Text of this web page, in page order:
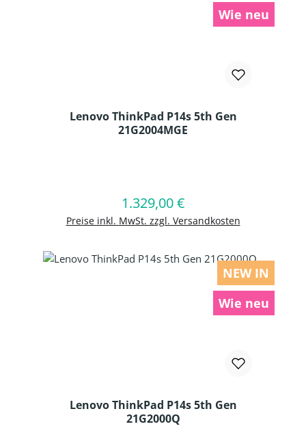
Wie neu
Lenovo ThinkPad P14s 5th Gen
21G2004MGE
Regulärer Preis:
1.329,00 €
Preise inkl. MwSt. zzgl. Versandkosten
In den Warenkorb
NEW IN
Wie neu
Lenovo ThinkPad P14s 5th Gen
21G2000Q